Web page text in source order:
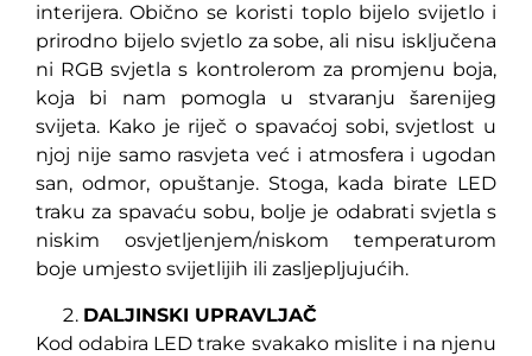
interijera. Obično se koristi toplo bijelo svijetlo i
prirodno bijelo svjetlo za sobe, ali nisu isključena
ni RGB svjetla s kontrolerom za promjenu boja,
koja bi nam pomogla u stvaranju šarenijeg
svijeta. Kako je riječ o spavaćoj sobi, svjetlost u
njoj nije samo rasvjeta već i atmosfera i ugodan
san, odmor, opuštanje. Stoga, kada birate LED
traku za spavaću sobu, bolje je odabrati svjetla s
niskim osvjetljenjem/niskom temperaturom
boje umjesto svijetlijih ili zasljepljujućih.
DALJINSKI UPRAVLJAČ
Kod odabira LED trake svakako mislite i na njenu